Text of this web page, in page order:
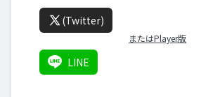
(Twitter)
またはPlayer版
LINE